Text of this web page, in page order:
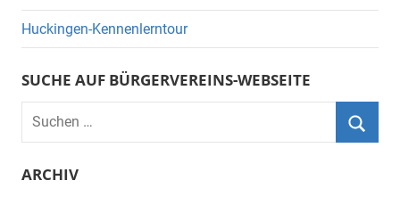
Huckingen-Kennenlerntour
SUCHE AUF BÜRGERVEREINS-WEBSEITE
Suchen
ARCHIV